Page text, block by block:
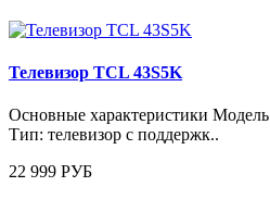
Телевизор TCL 43S5K
Основные характеристики
Тип: телевизор с поддержк..
22 999 РУБ